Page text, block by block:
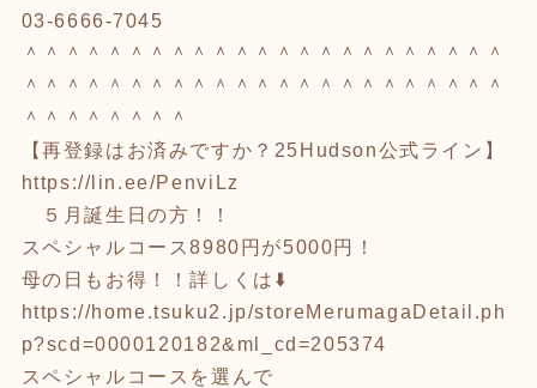
03-6666-7045
＾＾＾＾＾＾＾＾＾＾＾＾＾＾＾＾＾＾＾＾＾＾＾
＾＾＾＾＾＾＾＾＾＾＾＾＾＾＾＾＾＾＾＾＾＾＾
＾＾＾＾＾＾＾＾
【再登録はお済みですか？25Hudson公式ライン】
https://lin.ee/PenviLz
５月誕生日の方！！
スペシャルコース8980円が5000円！
母の日もお得！！詳しくは⬇️
https://home.tsuku2.jp/storeMerumagaDetail.ph
p?scd=0000120182&ml_cd=205374
スペシャルコースを選んで